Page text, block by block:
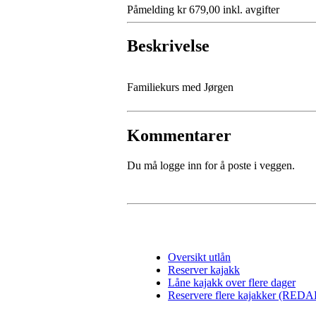
Påmelding kr 679,00 inkl. avgifter
Beskrivelse
Familiekurs med Jørgen
Kommentarer
Du må logge inn for å poste i veggen.
Oversikt utlån
Reserver kajakk
Låne kajakk over flere dager
Reservere flere kajakker